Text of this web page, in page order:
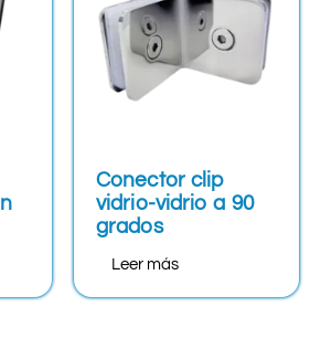
Conector clip
vidrio-vidrio a 90
grados
Leer más